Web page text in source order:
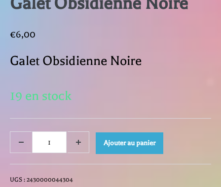
€6,00
Galet Obsidienne Noire
19 en stock
quantité
de
Ajouter au panier
UGS : 2430000044304